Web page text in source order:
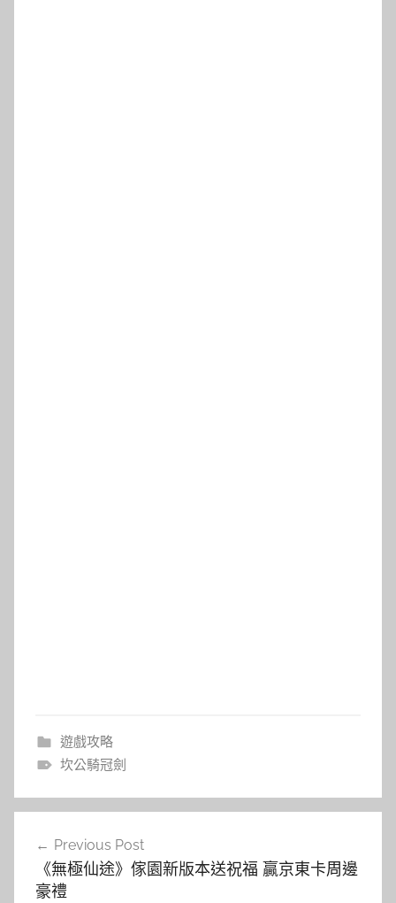
遊戲攻略
坎公騎冠劍
Previous Post
《無極仙途》傢園新版本送祝福 贏京東卡周邊
豪禮